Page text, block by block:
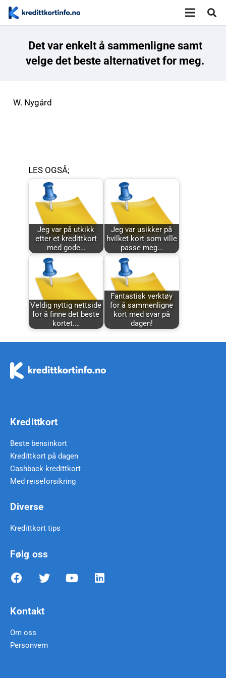
Det var enkelt å sammenligne samt
velge det beste alternativet for meg.
W. Nygård
LES OGSÅ;
Jeg var på utkikk
etter et kredittkort
med gode…
Jeg var usikker på
hvilket kort som ville
passe meg…
Veldig nyttig nettside
for å finne det beste
kortet.…
Fantastisk verktøy
for å sammenligne
kort med svar på
dagen!
Kredittkort
Beste bensinkort
Kredittkort på dagen
Cashback kredittkort
Med reiseforsikring
Diverse
Kredittkort tips
Følg oss
Kontakt
Om oss
Personvern